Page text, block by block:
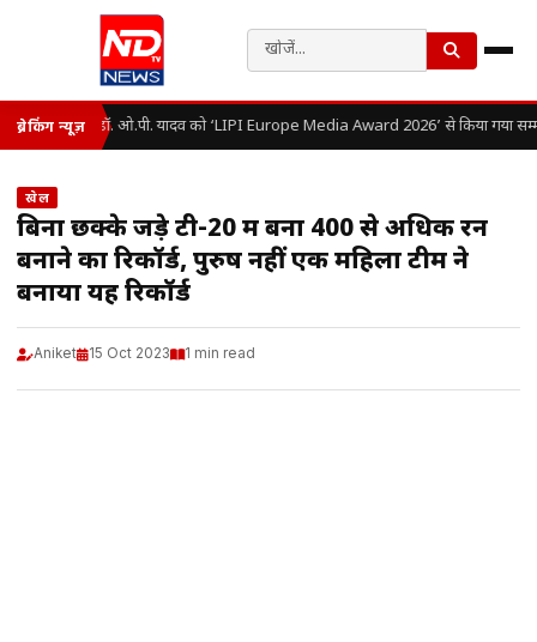
ब्रेकिंग न्यूज़ डॉ. ओ.पी. यादव को ‘LIPI Europe Media Award 2026’ से किया गया
खेल
बिना छक्के जड़े टी-20 में बना 400 से अधिक रन
बनाने का रिकॉर्ड, पुरुष नहीं एक महिला टीम ने
बनाया यह रिकॉर्ड
Aniket 15 Oct 2023 1 min read